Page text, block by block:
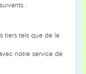
les ordonnances de
accomplit la Loi,
et dans la
:
tiers tels que de la
notre service de